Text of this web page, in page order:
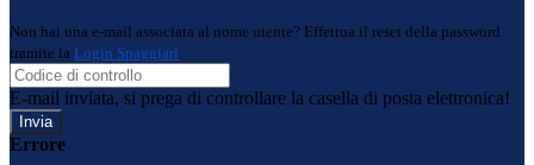
Non hai una e-mail associata al nome utente? Effettua il reset della password
tramite la Login Spaggiari
E-mail inviata, si prega di controllare la casella di posta elettronica!
Errore